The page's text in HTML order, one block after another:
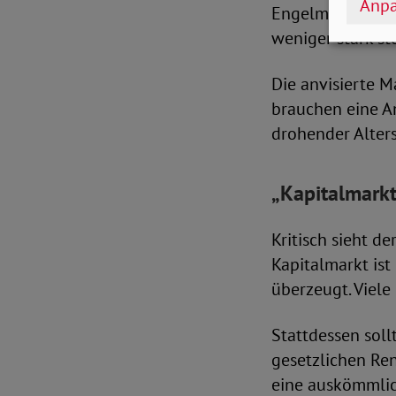
Engelmeier
weniger stark
Die anvisierte
brauchen eine
drohender
Kritisch sieht
Kapitalmarkt ist
überzeugt.
Stattdessen
gesetzlichen
eine